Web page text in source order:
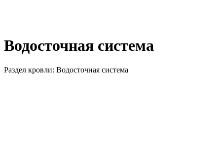
Водосточная система
Раздел кровли: Водосточная система